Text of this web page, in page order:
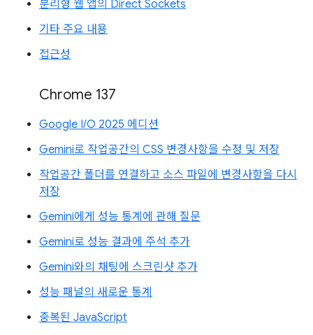
분리형 웹 앱의 Direct Sockets
기타 주요 내용
접근성
Chrome 137
Google I/O 2025 에디션
Gemini로 작업공간의 CSS 변경사항을 수정 및 저장
작업공간 폴더를 연결하고 소스 파일에 변경사항을 다시
저장
Gemini에게 성능 통계에 관해 질문
Gemini로 성능 결과에 주석 추가
Gemini와의 채팅에 스크린샷 추가
성능 패널의 새로운 통계
중복된 JavaScript